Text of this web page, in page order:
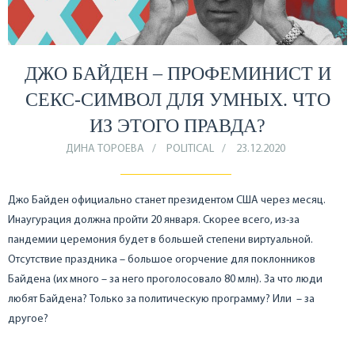
ДЖО БАЙДЕН – ПРОФЕМИНИСТ И
СЕКС-СИМВОЛ ДЛЯ УМНЫХ. ЧТО
ИЗ ЭТОГО ПРАВДА?
ДИНА ТОРОЕВА POLITICAL 23.12.2020
Джо Байден официально станет президентом США через месяц.
Инаугурация должна пройти 20 января. Скорее всего, из-за
пандемии церемония будет в большей степени виртуальной.
Отсутствие праздника – большое огорчение для поклонников
Байдена (их много – за него проголосовало 80 млн). За что люди
любят Байдена? Только за политическую программу? Или – за
другое?